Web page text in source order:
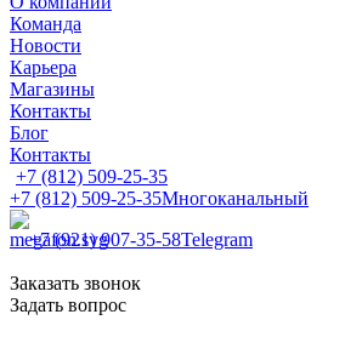
Команда
Новости
Карьера
Магазины
Контакты
Блог
Контакты
+7 (812) 509-25-35
+7 (812) 509-25-35Многоканальный
+7 (921) 907-35-58Telegram
Заказать звонок
Задать вопрос